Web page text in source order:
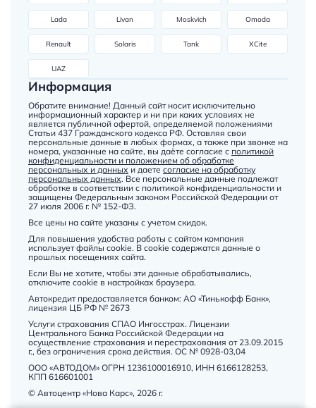
Lada Livan Moskvich Omoda
Renault Solaris Tank XCite
UAZ
Информация
Обратите внимание! Данный сайт носит исключительно
информационный характер и ни при каких условиях не
является публичной офертой, определяемой положениями
Статьи 437 Гражданского кодекса РФ. Оставляя свои
персональные данные в любых формах, а также при звонке на
номера, указанные на сайте, вы даёте согласие с политикой
конфиденциальности и положением об обработке
персональных и данных и даете согласие на обработку
персональных данных. Все персональные данные подлежат
обработке в соответствии с политикой конфиденциальности и
защищены Федеральным законом Российской Федерации от
27 июля 2006 г. № 152-ФЗ.
Все цены на сайте указаны с учетом скидок.
Для повышения удобства работы с сайтом компания
использует файлы cookie. В cookie содержатся данные о
прошлых посещениях сайта.
Если Вы не хотите, чтобы эти данные обрабатывались,
отключите cookie в настройках браузера.
Автокредит предоставляется банком: АО «Тинькофф Банк»,
лицензия ЦБ РФ № 2673
Услуги страхования СПАО Ингосстрах. Лицензии
Центрального Банка Российской Федерации на
осуществление страхования и перестрахования от 23.09.2015
г., без ограничения срока действия. ОС № 0928-03,04
ООО «АВТОДОМ» ОГРН 1236100016910, ИНН 6166128253,
КПП 616601001
© Автоцентр «Нова Карс», 2026 г.